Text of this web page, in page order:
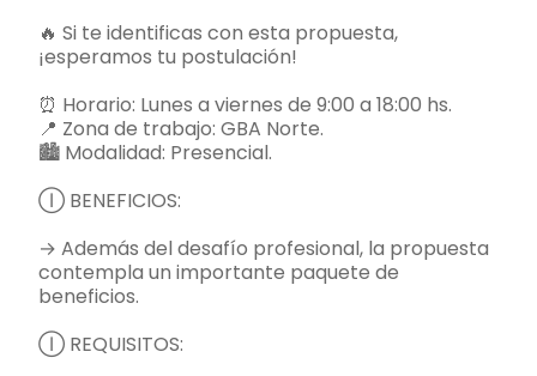
🔥 Si te identificas con esta propuesta,
¡esperamos tu postulación!
⏰ Horario: Lunes a viernes de 9:00 a 18:00 hs.
📍 Zona de trabajo: GBA Norte.
🏙️ Modalidad: Presencial.
Ⓘ BENEFICIOS:
→ Además del desafío profesional, la propuesta
contempla un importante paquete de
beneficios.
Ⓘ REQUISITOS: